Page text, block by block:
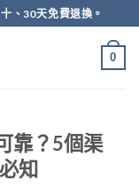
、30天免費退換。
0
靠？5個渠
知